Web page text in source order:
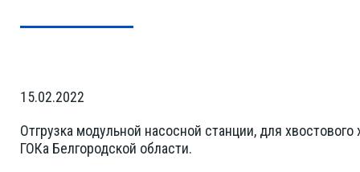
15.02.2022
Отгрузка модульной насосной станции, для хвостового
ГОКа Белгородской области.